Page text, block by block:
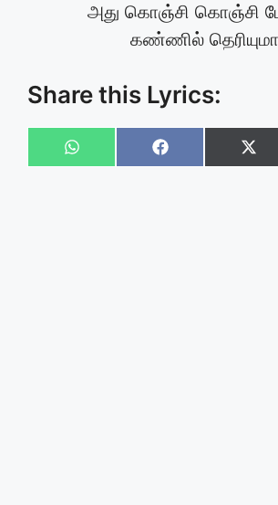
அது கொஞ்சி கொஞ்சி
கண்ணில் தெரியுமா
Share this Lyrics:
Share
on
Share
on
on